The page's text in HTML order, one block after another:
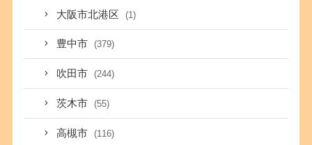
大阪市北港区 (1)
豊中市 (379)
吹田市 (244)
茨木市 (55)
高槻市 (116)